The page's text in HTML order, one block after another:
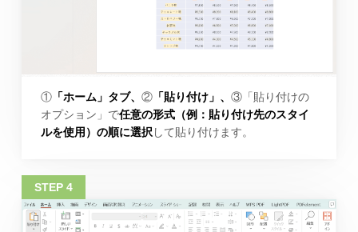
①「ホーム」タブ、 ②「貼り付け」、 ③「貼り付けの
オプション」で任意の形式（例：貼り付け先のスタイ
ルを使用）の順に選択 して貼り付けます。